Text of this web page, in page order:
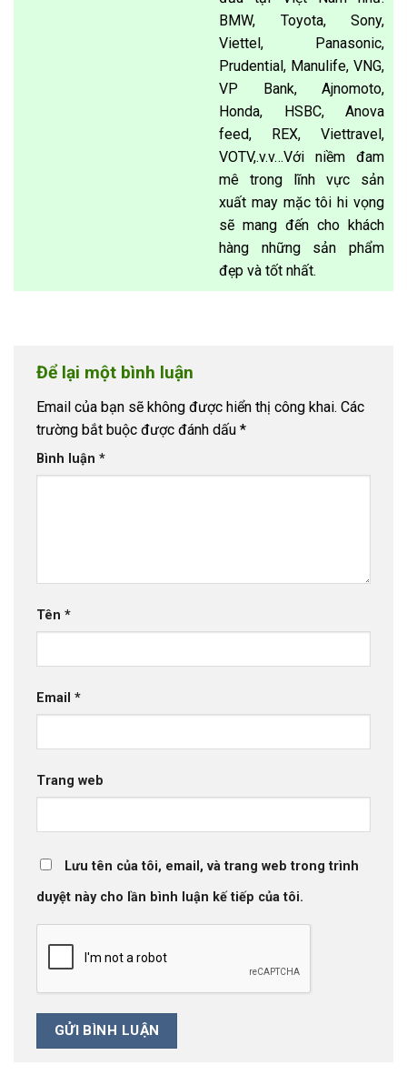
BMW, Toyota, Sony,
Viettel, Panasonic,
Prudential, Manulife, VNG,
VP Bank, Ajnomoto,
Honda, HSBC, Anova
feed, REX, Viettravel,
VOTV,.v.v…Với niềm đam
mê trong lĩnh vực sản
xuất may mặc tôi hi vọng
sẽ mang đến cho khách
hàng những sản phẩm
đẹp và tốt nhất.
Để lại một bình luận
Email của bạn sẽ không được hiển thị công khai. Các
trường bắt buộc được đánh dấu *
Bình luận *
Tên *
Email *
Trang web
Lưu tên của tôi, email, và trang web trong trình
duyệt này cho lần bình luận kế tiếp của tôi.